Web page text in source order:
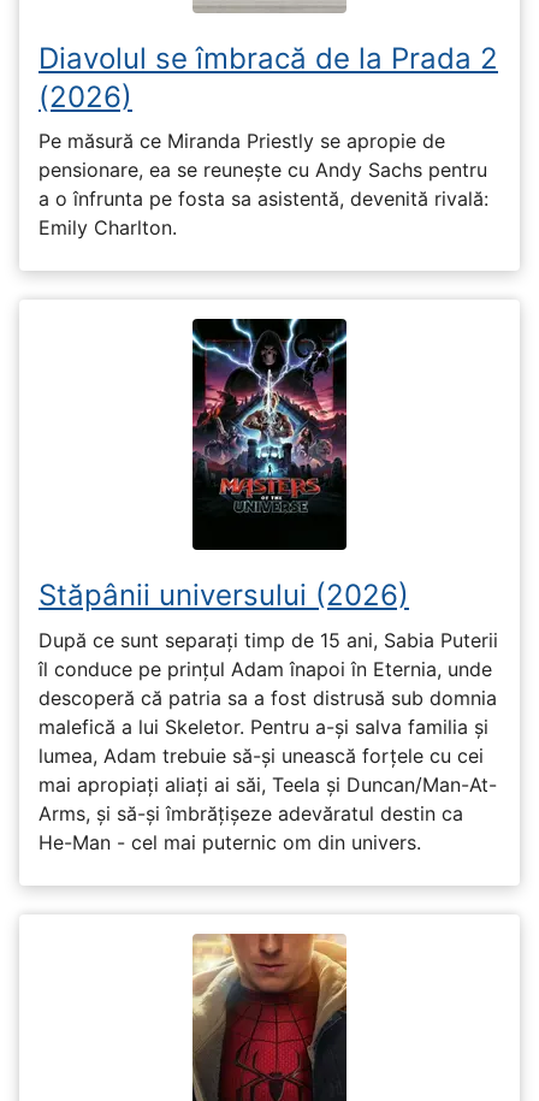
Diavolul se îmbracă de la Prada 2
(2026)
Pe măsură ce Miranda Priestly se apropie de
pensionare, ea se reunește cu Andy Sachs pentru
a o înfrunta pe fosta sa asistentă, devenită rivală:
Emily Charlton.
Stăpânii universului (2026)
După ce sunt separați timp de 15 ani, Sabia Puterii
îl conduce pe prințul Adam înapoi în Eternia, unde
descoperă că patria sa a fost distrusă sub domnia
malefică a lui Skeletor. Pentru a-și salva familia și
lumea, Adam trebuie să-și unească forțele cu cei
mai apropiați aliați ai săi, Teela și Duncan/Man-At-
Arms, și să-și îmbrățișeze adevăratul destin ca
He-Man - cel mai puternic om din univers.